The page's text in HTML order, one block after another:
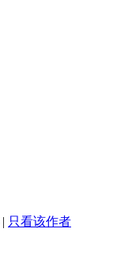
| 只看该作者